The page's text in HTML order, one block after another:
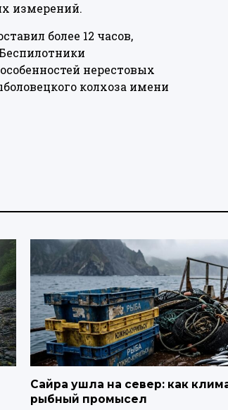
измерений.
более 12 часов,
нерестовых
колхоза имени
Сайра ушла на север: как
рыбный промысел